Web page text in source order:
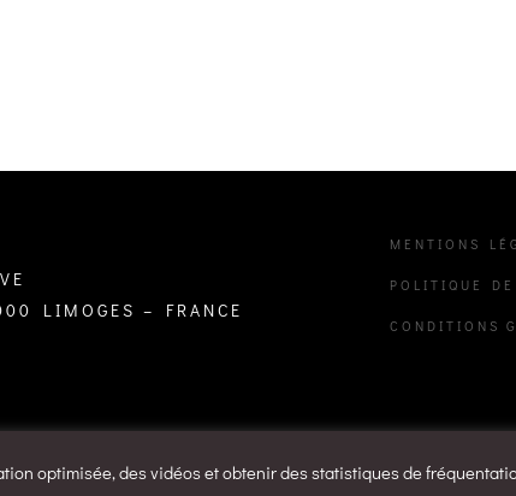
LIMOGES – FRANCE
MENTIONS
POLITIQUE
CONDITIONS
- Maroquinerie créative
optimisée, des vidéos et obtenir des statistiques de